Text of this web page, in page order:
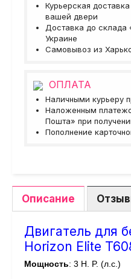
Курьерская
вашей двери
Доставка до склада
Украине
Самовывоз из
ОПЛАТА
Наличными курьеру
Наложенным
Пошта» при
Пополнение
Описание
Двигатель для
Horizon Elite
Мощность: 3 H. P. (л.с.)